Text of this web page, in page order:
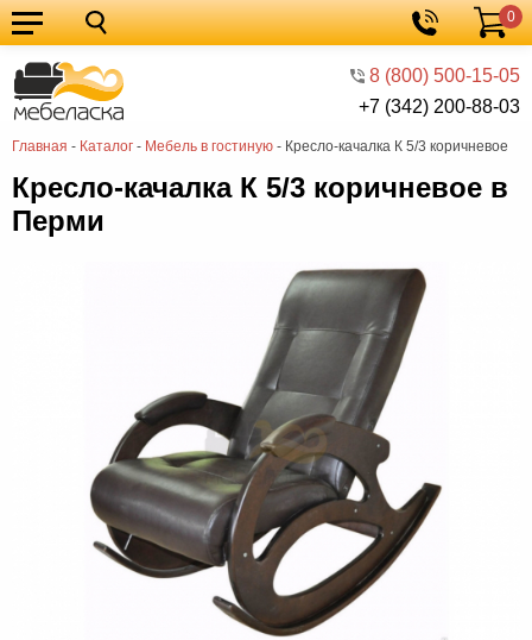
8 (800) 500-15-05
+7 (342) 200-88-03
Корзина
0
Главная - Каталог - Мебель в гостиную - Кресло-качалка К 5/3 коричневое
Кухонные
гарнитуры
Мебель
для
кухни
Мебель
для
спальни
Кровати
Шкафы
Диваны
Кресло-качалка К 5/3 коричневое в
Перми